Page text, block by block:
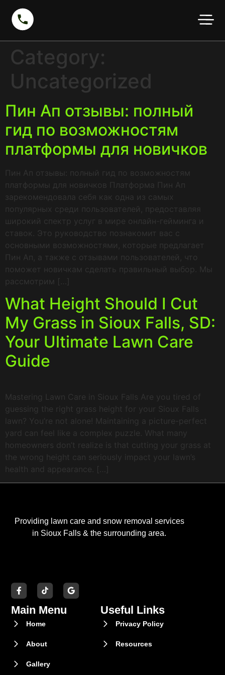
Category:
Uncategorized
Пин Ап отзывы: полный
гид по возможностям
платформы для новичков
Пин Ап отзывы: полный гид по возможностям
платформы для новичков Платформа Пин Ап
зарекомендовала себя как одна из самых
популярных среди пользователей, предоставляя
широкий спектр услуг в мире онлайн-гейминга и
ставок. Это руководство познакомит вас с
основными возможностями, которые предлагает
Пин Ап, а также с отзывами пользователей, что
поможет новичкам сделать правильный выбор. Мы
рассмотрим […]
What Height Should I Cut
My Grass in Sioux Falls, SD:
Your Ultimate Lawn Care
Guide
Mastering Lawn Care in Sioux Falls Are you tired of
guessing the right grass height for your Sioux Falls
lawn? You’re not alone! Maintaining a picture-perfect
yard can feel like a complex puzzle. What many
homeowners don’t realize is that cutting your grass at
the wrong height can seriously impact your lawn’s
health and appearance. […]
Providing lawn care and snow removal services
in Sioux Falls & the surrounding area.
Main Menu
Home
About
Gallery
Useful Links
Privacy Policy
Resources